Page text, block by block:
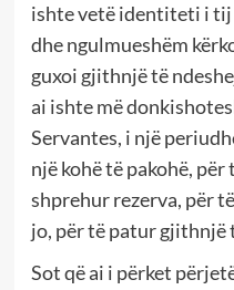
ishte vetë identiteti i tij
dhe ngulmueshëm
guxoi gjithnjë të
ai ishte më
Servantes, i një
një kohë të pakohë,
shprehur rezerva, për
jo, për të patur gjithnjë
Sot që ai i përket